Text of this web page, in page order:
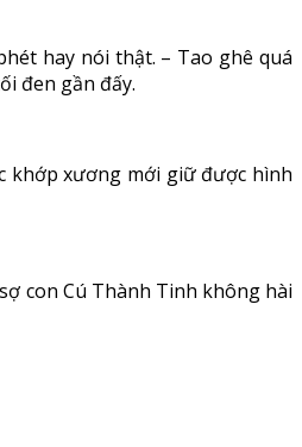
hay nói thật. – Tao ghê quá
đen gần đấy.
khớp xương mới giữ được hình
con Cú Thành Tinh không hài